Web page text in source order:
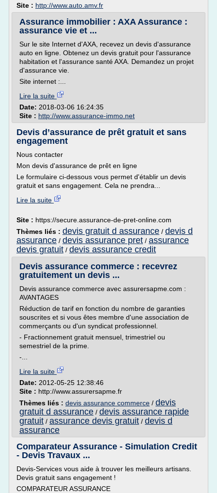
Site : http://www.auto.amv.fr
Assurance immobilier : AXA Assurance :
assurance vie et ...
Sur le site Internet d'AXA, recevez un devis d'assurance
auto en ligne. Obtenez un devis gratuit pour l'assurance
habitation et l'assurance santé AXA. Demandez un projet
d'assurance vie.
Site internet :...
Lire la suite
Date: 2018-03-06 16:24:35
Site : http://www.assurance-immo.net
Devis d’assurance de prêt gratuit et sans
engagement
Nous contacter
Mon devis d'assurance de prêt en ligne
Le formulaire ci-dessous vous permet d'établir un devis
gratuit et sans engagement. Cela ne prendra...
Lire la suite
Site : https://secure.assurance-de-pret-online.com
Thèmes liés : devis gratuit d assurance / devis d
assurance / devis assurance pret / assurance
devis gratuit / devis assurance credit
Devis assurance commerce : recevrez
gratuitement un devis ...
Devis assurance commerce avec assurersapme.com :
AVANTAGES
Réduction de tarif en fonction du nombre de garanties
souscrites et si vous êtes membre d'une association de
commerçants ou d'un syndicat professionnel.
- Fractionnement gratuit mensuel, trimestriel ou
semestriel de la prime.
-...
Lire la suite
Date: 2012-05-25 12:38:46
Site : http://www.assurersapme.fr
Thèmes liés : devis assurance commerce / devis
gratuit d assurance / devis assurance rapide
gratuit / assurance devis gratuit / devis d
assurance
Comparateur Assurance - Simulation Credit
- Devis Travaux ...
Devis-Services vous aide à trouver les meilleurs artisans.
Devis gratuit sans engagement !
COMPARATEUR ASSURANCE